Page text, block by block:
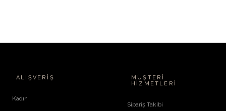
ALIŞVERIŞ
Kadın
MÜŞTERI
HIZMETLERI
Sipariş Takibi